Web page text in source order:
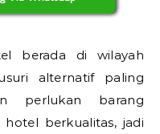
berada di wilayah
alternatif paling
perlukan barang
berkualitas, jadi